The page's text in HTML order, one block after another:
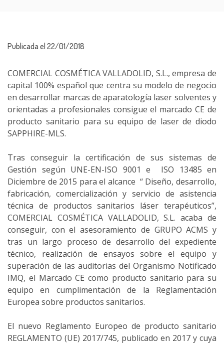
Publicada el 22/01/2018
COMERCIAL COSMÉTICA VALLADOLID, S.L., empresa de
capital 100% español que centra su modelo de negocio
en desarrollar marcas de aparatología laser solventes y
orientadas a profesionales consigue el marcado CE de
producto sanitario para su equipo de laser de diodo
SAPPHIRE-MLS.
Tras conseguir la certificación de sus sistemas de
Gestión según UNE-EN-ISO 9001 e ISO 13485 en
Diciembre de 2015 para el alcance “ Diseño, desarrollo,
fabricación, comercialización y servicio de asistencia
técnica de productos sanitarios láser terapéuticos”,
COMERCIAL COSMÉTICA VALLADOLID, S.L. acaba de
conseguir, con el asesoramiento de GRUPO ACMS y
tras un largo proceso de desarrollo del expediente
técnico, realización de ensayos sobre el equipo y
superación de las auditorias del Organismo Notificado
IMQ, el Marcado CE como producto sanitario para su
equipo en cumplimentación de la Reglamentación
Europea sobre productos sanitarios.
El nuevo Reglamento Europeo de producto sanitario
REGLAMENTO (UE) 2017/745, publicado en 2017 y cuya